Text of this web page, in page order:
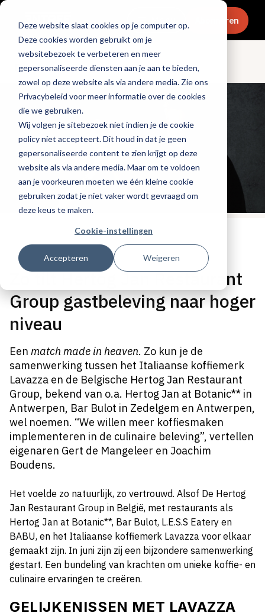
Deze website slaat cookies op je computer op.
Deze cookies worden gebruikt om je
websitebezoek te verbeteren en meer
gepersonaliseerde diensten aan je aan te bieden,
zowel op deze website als via andere media. Zie ons
Privacybeleid voor meer informatie over de cookies
die we gebruiken.
Wij volgen je sitebezoek niet indien je de cookie
policy niet accepteert. Dit houd in dat je geen
gepersonaliseerde content te zien krijgt op deze
website als via andere media. Maar om te voldoen
aan je voorkeuren moeten we één kleine cookie
gebruiken zodat je niet vaker wordt gevraagd om
deze keus te maken.
Cookie-instellingen
Accepteren Weigeren
Menu Abonneren
Dranken
promotioneel,koffie
Gepubliceerd op: 8 oktober 2025
Zo tilt Hertog Jan Restaurant
Group gastbeleving naar hoger
niveau
Een match made in heaven. Zo kun je de
samenwerking tussen het Italiaanse koffiemerk
Lavazza en de Belgische Hertog Jan Restaurant
Group, bekend van o.a. Hertog Jan at Botanic** in
Antwerpen, Bar Bulot in Zedelgem en Antwerpen,
wel noemen. “We willen meer koffiesmaken
implementeren in de culinaire beleving”, vertellen
eigenaren Gert de Mangeleer en Joachim
Boudens.
Het voelde zo natuurlijk, zo vertrouwd. Alsof De Hertog
Jan Restaurant Group in België, met restaurants als
Hertog Jan at Botanic**, Bar Bulot, L.E.S.S Eatery en
BABU, en het Italiaanse koffiemerk Lavazza voor elkaar
gemaakt zijn. In juni zijn zij een bijzondere samenwerking
gestart. Een bundeling van krachten om unieke koffie- en
culinaire ervaringen te creëren.
GELIJKENISSEN MET LAVAZZA